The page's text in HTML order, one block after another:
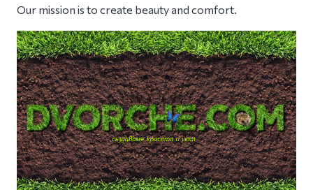
Our mission is to create beauty and comfort.